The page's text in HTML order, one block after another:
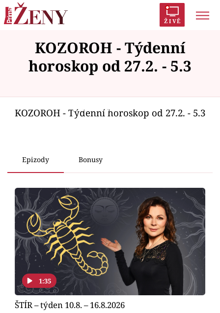
ŽIVĚ
Polabí Inspekce Prostřeno!
AYTO?
Módní alarm
Zrádci Proměny
Vztahy
Seriály
Horoskopy
Sledujte prima+
Filmový festival Karlovy Vary
Pořady
KOZOROH - Týdenní
horoskop od 27.2. - 5.3
Failed to fetch
KOZOROH - Týdenní horoskop od 27.2. - 5.3
Epizody Bonusy
1:35
ŠTÍR – týden 10.8. – 16.8.2026